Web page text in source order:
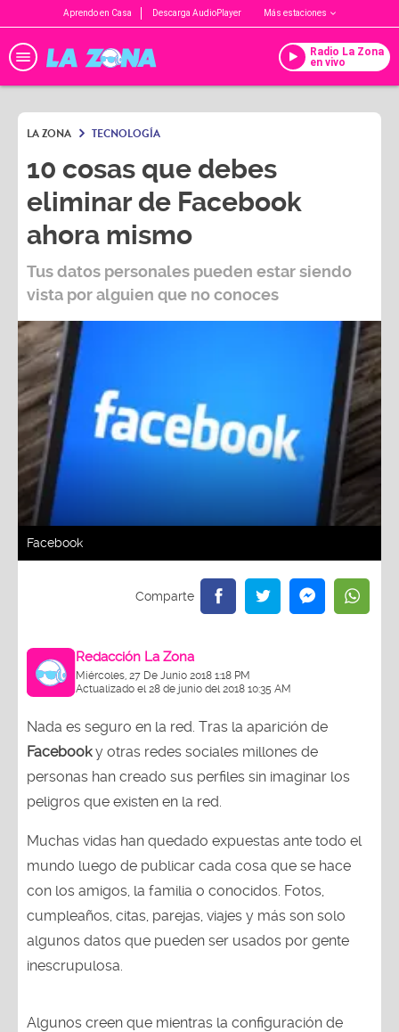
Aprendo en Casa Descarga AudioPlayer Más estaciones
Radio La Zona
en vivo
LA ZONA TECNOLOGÍA
10 cosas que debes
eliminar de Facebook
ahora mismo
Tus datos personales pueden estar siendo
vista por alguien que no conoces
Facebook
Redacción La Zona
Miércoles, 27 De Junio 2018 1:18 PM
Actualizado el 28 de junio del 2018 10:35 AM
Nada es seguro en la red. Tras la aparición de
Facebooky otras redes sociales millones de
personas han creado sus perfiles sin imaginar los
peligros que existen en la red.
Muchas vidas han quedado expuestas ante todo el
mundo luego de publicar cada cosa que se hace
con los amigos, la familia o conocidos. Fotos,
cumpleaños, citas, parejas, viajes y más son solo
algunos datos que pueden ser usados por gente
inescrupulosa.
Algunos creen que mientras la configuración de